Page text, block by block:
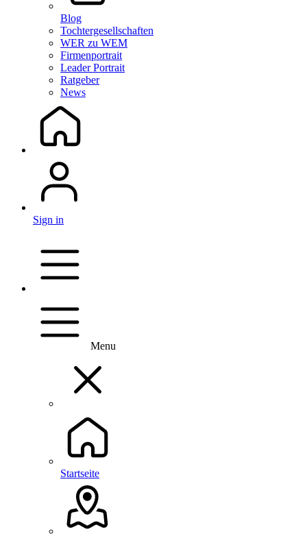
Blog
Tochtergesellschaften
WER zu WEM
Firmenportrait
Leader Portrait
Ratgeber
News
Sign in
Menu
Startseite